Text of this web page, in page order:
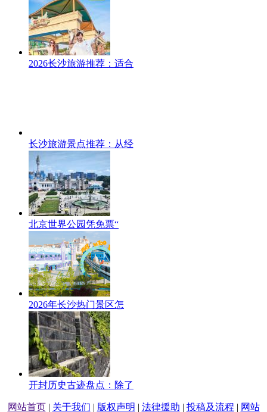
2026长沙旅游推荐：适合
长沙旅游景点推荐：从经
北京世界公园凭免票“
2026年长沙热门景区怎
开封历史古迹盘点：除了
网站首页| 关于我们 | 版权声明 | 法律援助 | 投稿及流程 | 网站